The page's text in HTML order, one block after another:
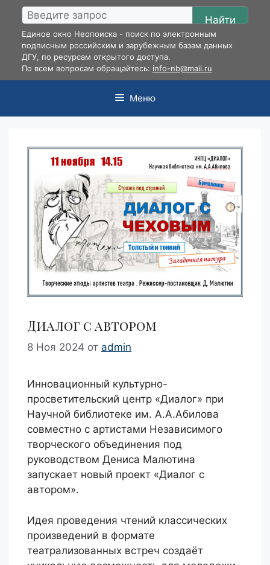
Перейти
содержимому
Найти
Единое окно Неопоиска - поиск по электронным
подписным российским и зарубежным базам данных
ДГУ, по ресурсам открытого доступа.
По всем вопросам обращайтесь: info-nb@mail.ru
Меню
Диалог с автором
8 Ноя 2024 от admin
Инновационный культурно-
просветительский центр «Диалог» при
Научной библиотеке им. А.А.Абилова
совместно с артистами Независимого
творческого объединения под
руководством Дениса Малютина
запускает новый проект «Диалог с
автором».
Идея проведения чтений классических
произведений в формате
театрализованных встреч создаёт